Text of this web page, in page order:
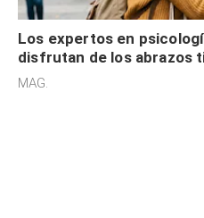
Los expertos en
disfrutan de los abrazos
sensibilidad a los
MAG.